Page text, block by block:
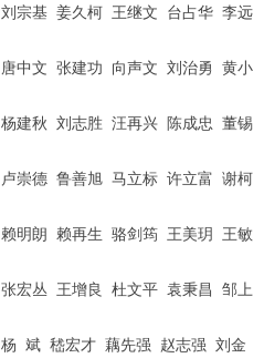
刘宗基 姜久柯 王继文 台占华 李远
唐中文 张建功 向声文 刘治勇 黄小
杨建秋 刘志胜 汪再兴 陈成忠
董锡
卢崇德 鲁善旭 马立标 许立富 谢柯
赖明朗 赖再生 骆剑筠 王美玥
王敏
张宏丛 王增良 杜文平 袁秉昌
邹上
杨 斌 嵇宏才 藕先强 赵志强 刘金